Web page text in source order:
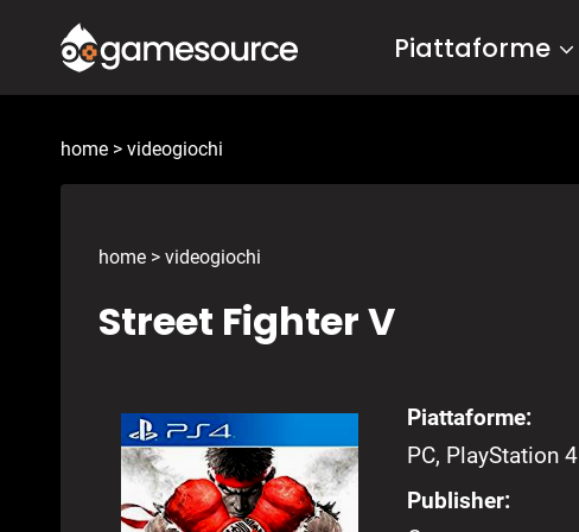
contenuto
Piattaforme
home > videogiochi
home > videogiochi
Street Fighter V
Piattaforme:
PC, PlayStation 4
Publisher: